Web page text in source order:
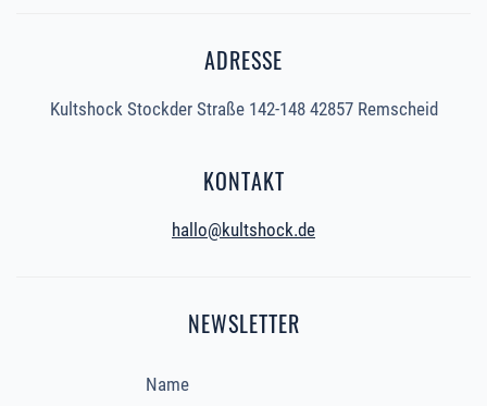
ADRESSE
Kultshock Stockder Straße 142-148 42857 Remscheid
KONTAKT
hallo@kultshock.de
NEWSLETTER